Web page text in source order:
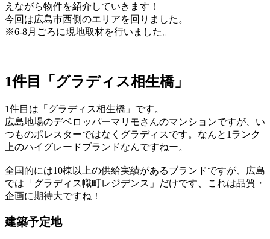
えながら物件を紹介していきます！
今回は広島市西側のエリアを回りました。
※6-8月ごろに現地取材を行いました。
1件目「グラディス相生橋」
1件目は「グラディス相生橋」です。
広島地場のデベロッパーマリモさんのマンションですが、い
つものポレスターではなくグラディスです。なんと1ランク
上のハイグレードブランドなんですねー。
全国的には10棟以上の供給実績があるブランドですが、広島
では「グラディス幟町レジデンス」だけです、これは品質・
企画に期待大ですね！
建築予定地